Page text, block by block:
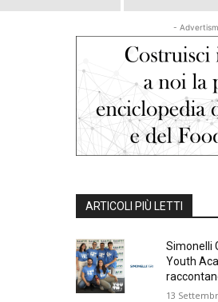
-
ARTICOLI PIÙ LETTI
Simonelli
Youth
13